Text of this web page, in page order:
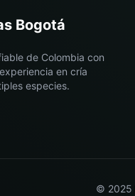
Bogotá
de Colombia con
en cría
especies.
© 2025